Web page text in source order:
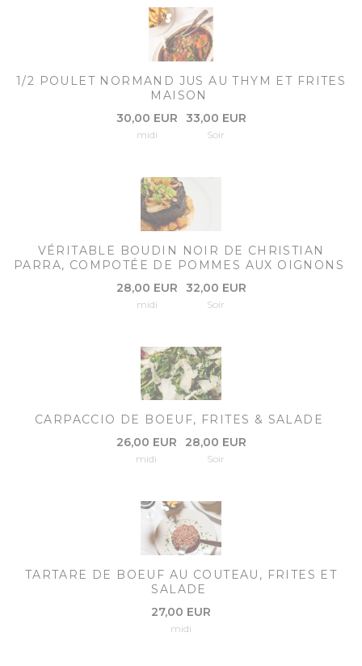
1/2 POULET NORMAND JUS AU THYM ET FRITES
MAISON
30,00 EUR
midi
33,00 EUR
Soir
VÉRITABLE BOUDIN NOIR DE CHRISTIAN
PARRA, COMPOTÉE DE POMMES AUX OIGNONS
28,00 EUR
midi
32,00 EUR
Soir
CARPACCIO DE BOEUF, FRITES & SALADE
26,00 EUR
midi
28,00 EUR
Soir
TARTARE DE BOEUF AU COUTEAU, FRITES ET
SALADE
27,00 EUR
midi